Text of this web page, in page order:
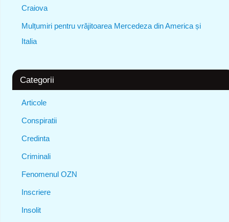
Craiova
Mulțumiri pentru vrăjitoarea Mercedeza din America și
Italia
Categorii
Articole
Conspiratii
Credinta
Criminali
Fenomenul OZN
Inscriere
Insolit